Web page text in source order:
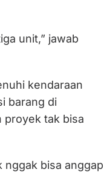
unit,” jawab
kendaraan
barang di
proyek tak bisa
nggak bisa anggap